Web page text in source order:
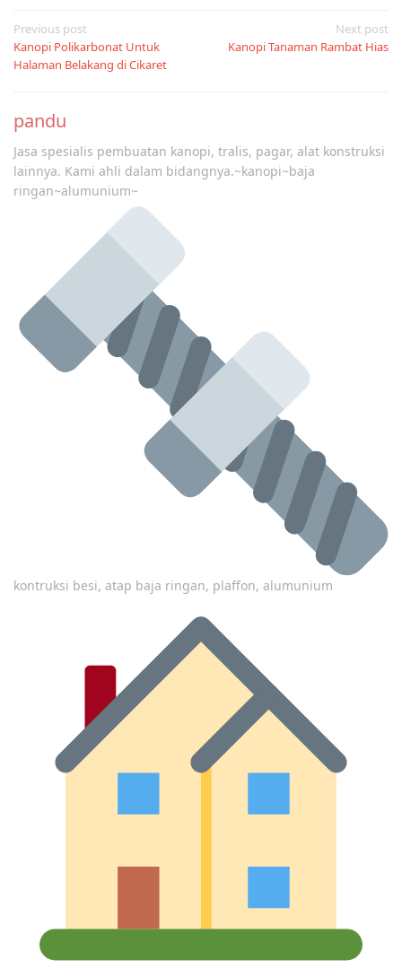
Post
navigation
Previous post
Kanopi Polikarbonat Untuk
Halaman Belakang di Cikaret
Next post
Kanopi Tanaman Rambat Hias
pandu
Jasa spesialis pembuatan kanopi, tralis, pagar, alat konstruksi
lainnya. Kami ahli dalam bidangnya.~kanopi~baja
ringan~alumunium~
kontruksi besi, atap baja ringan, plaffon, alumunium